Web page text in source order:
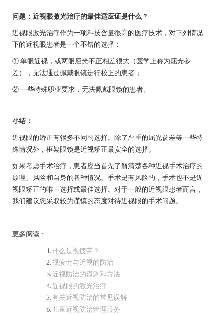
问题：近视眼激光治疗的最佳适应证是什么？
近视眼激光治疗作为一项科技含量很高的医疗技术，对下列情况
下的近视眼患者是一个不错的选择：
① 单眼近视，或两眼屈光不正相差很大（医学上称为屈光参
差），无法通过佩戴眼镜进行校正的患者；
② 一些特殊职业要求，无法佩戴眼镜的患者。
小结：
近视眼的矫正有很多不同的选择。除了严重的屈光参差等一些特
殊情况外，框架眼镜是近视矫正最安全的选择。
如果考虑手术治疗，患者应当首先了解清楚各种近视手术治疗的
原理、风险和自身的各种情况。手术是有风险的，手术也不是近
视眼矫正的唯一选择或最佳选择。对于一般的近视眼患者而言，
我们建议您采取较为谨慎的态度对待近视眼的手术问题。
更多阅读：
什么是视疲劳？
视疲劳与近视的防治
近视防治的原则和方法
近视眼的激光治疗
有关近视防治的常见误解
儿童近视防治管理服务